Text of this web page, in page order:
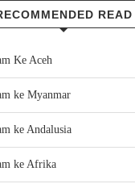
READ
Ke Aceh
ke Myanmar
ke Andalusia
ke Afrika